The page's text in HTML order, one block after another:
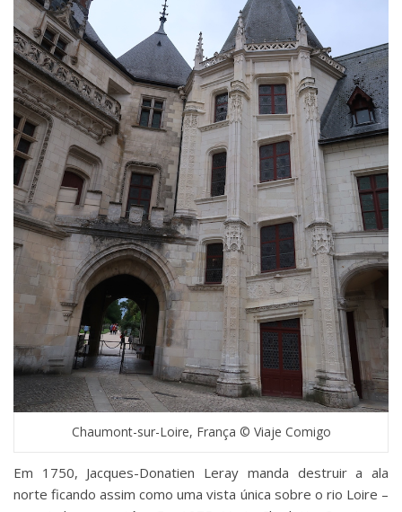
Chaumont-sur-Loire, França © Viaje Comigo
Em 1750, Jacques-Donatien Leray manda destruir a ala
norte ficando assim como uma vista única sobre o rio Loire –